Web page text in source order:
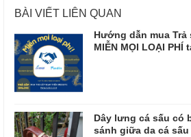
BÀI VIẾT LIÊN QUAN
Hướng dẫn mua
MIỄN MỌI LOẠI PHÍ
Dây lưng cá sấu có
sánh giữa da cá